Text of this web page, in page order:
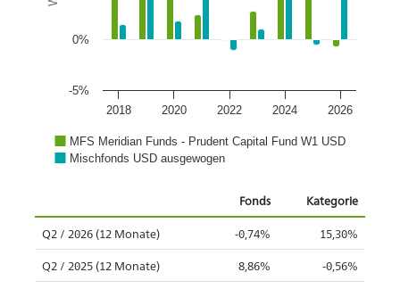
MFS Meridian Funds - Prudent Capital Fund W1 USD
Mischfonds USD ausgewogen
2018 2020 2022 2024 2026
-5%
0%
Fonds Kategorie
Q2 / 2026 (12 Monate) -0,74% 15,30%
Q2 / 2025 (12 Monate) 8,86% -0,56%